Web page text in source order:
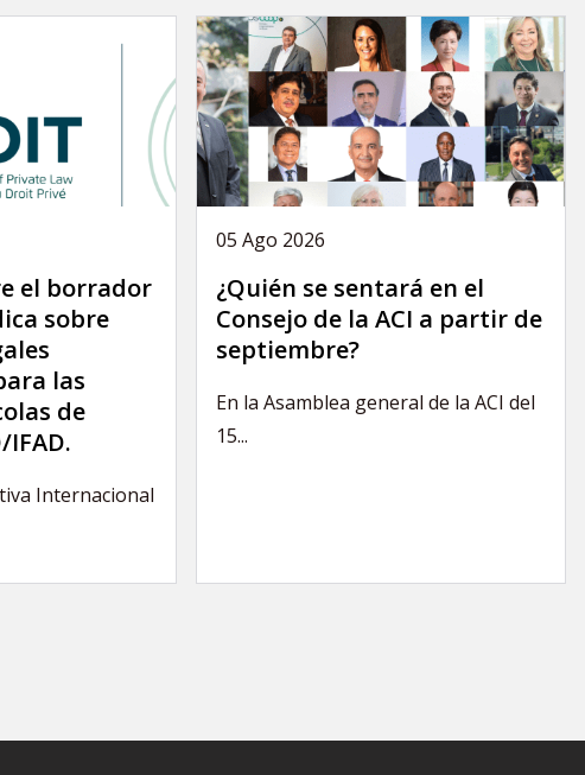
el borrador
sobre
las
de
IFAD.
Internacional
05 Ago 2026
¿Quién se sentará en el
Consejo de la ACI a partir de
septiembre?
En la Asamblea general de la ACI del
15...